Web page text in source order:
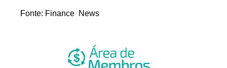
Fonte: Finance News